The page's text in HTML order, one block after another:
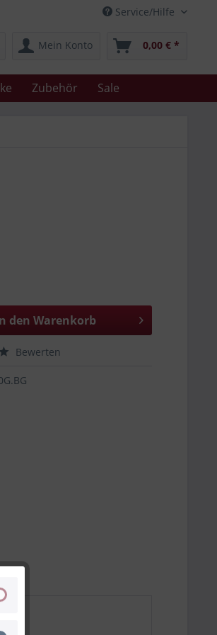
Service/Hilfe
Mein Konto 0,00 € *
Zubehör Sale
den Warenkorb
Bewerten